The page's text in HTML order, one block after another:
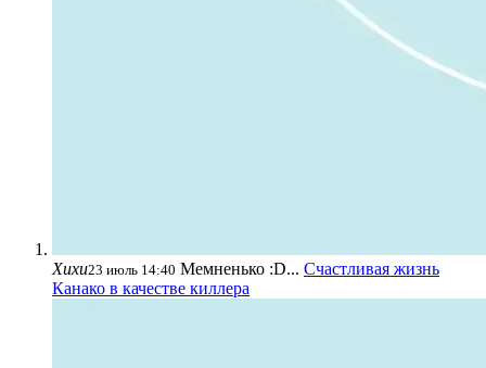
Хихи23 июль 14:40 Мемненько :D... Счастливая жизнь
Канако в качестве киллера